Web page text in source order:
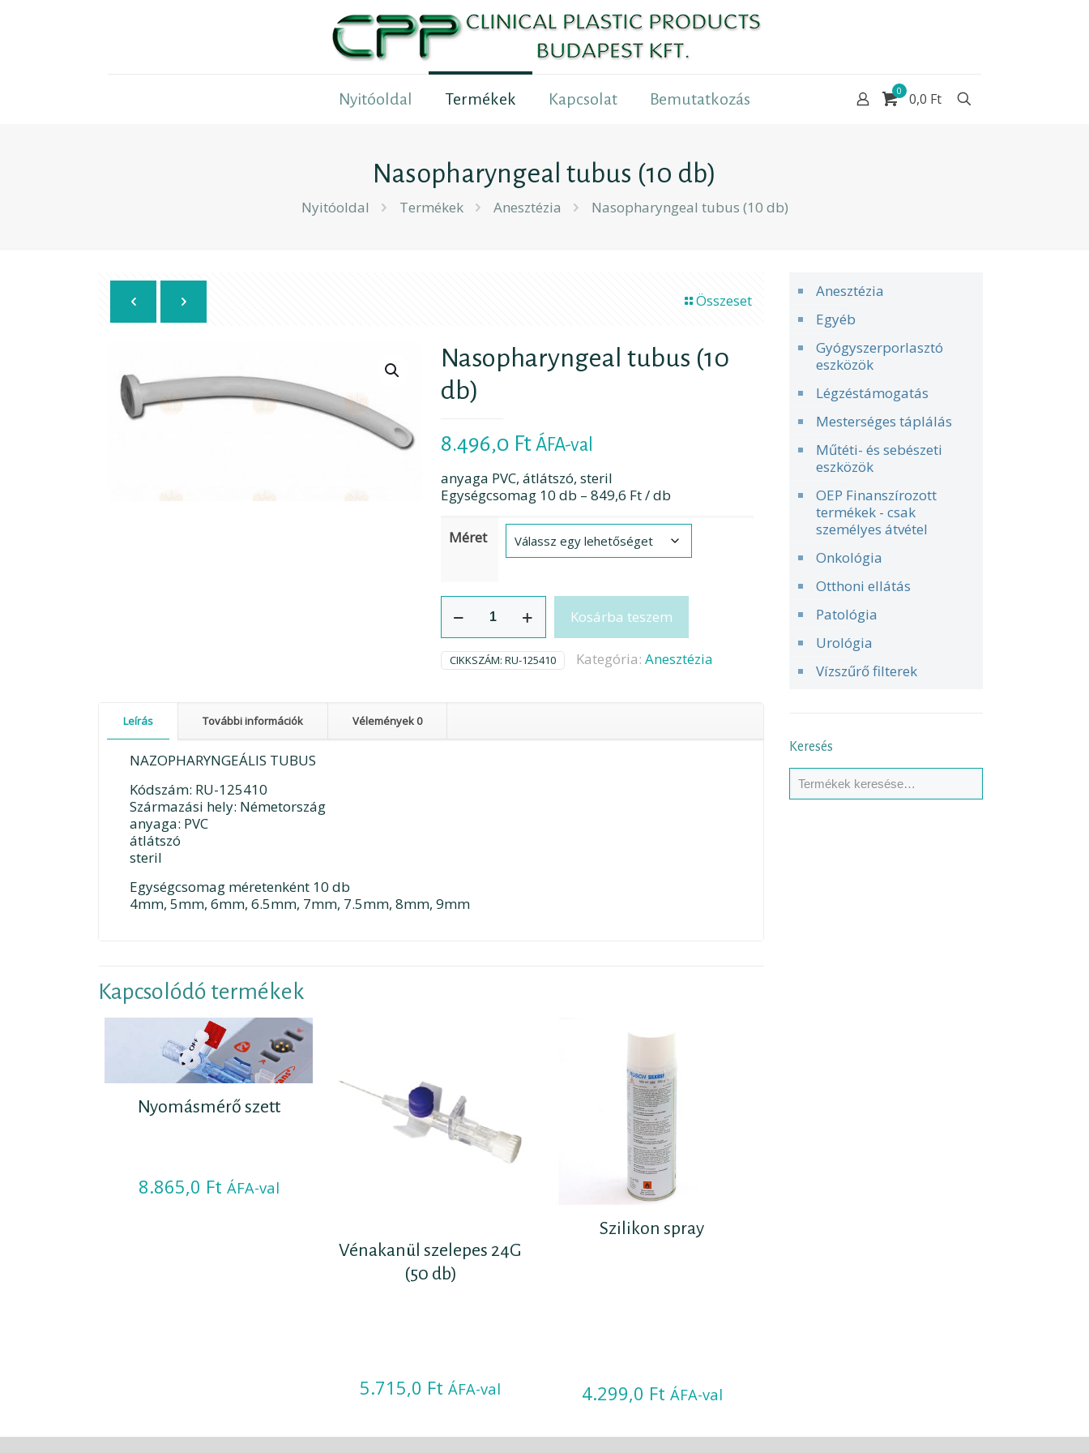
Nyitóoldal Termékek Kapcsolat Bemutatkozás 0 0,0 Ft
Nasopharyngeal tubus (10 db)
Nyitóoldal Termékek Anesztézia Nasopharyngeal tubus (10 db)
Összeset
Nasopharyngeal tubus (10
db)
8.496,0 Ft ÁFA-val
anyaga PVC, átlátszó, steril
Egységcsomag 10 db – 849,6 Ft / db
Méret
tubus
(10
db)
mennyiség
Kosárba teszem
CIKKSZÁM: RU-125410 Kategória: Anesztézia
Leírás További információk Vélemények0
NAZOPHARYNGEÁLIS TUBUS
Kódszám: RU-125410
Származási hely: Németország
anyaga: PVC
átlátszó
steril
Egységcsomag méretenként 10 db
4mm, 5mm, 6mm, 6.5mm, 7mm, 7.5mm, 8mm, 9mm
Kapcsolódó termékek
Nyomásmérő szett
8.865,0 Ft ÁFA-val
Vénakanül szelepes 24G
(50 db)
5.715,0 Ft ÁFA-val
Szilikon spray
4.299,0 Ft ÁFA-val
Anesztézia
Egyéb
Gyógyszerporlasztó
eszközök
Légzéstámogatás
Mesterséges táplálás
Műtéti- és sebészeti
eszközök
OEP Finanszírozott
termékek - csak
személyes átvétel
Onkológia
Otthoni ellátás
Patológia
Urológia
Vízszűrő filterek
Keresés